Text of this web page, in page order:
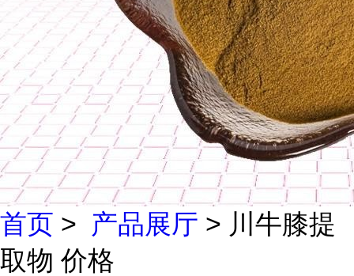
首页 > 产品展厅 > 川牛膝提
取物 价格